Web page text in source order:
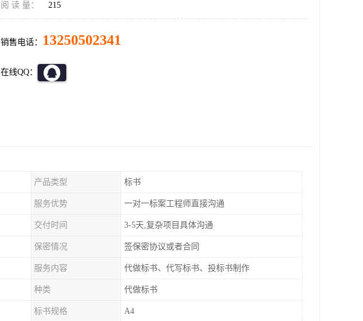
阅 读 量： 215
销售电话： 13250502341
在线QQ：
产品类型 标书
服务优势 一对一标案工程师直接沟通
交付时间 3-5天,复杂项目具体沟通
保密情况 签保密协议或者合同
服务内容 代做标书、代写标书、投标书制作
种类 代做标书
标书规格 A4